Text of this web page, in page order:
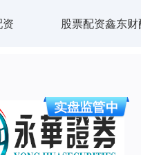
股票配资鑫东财